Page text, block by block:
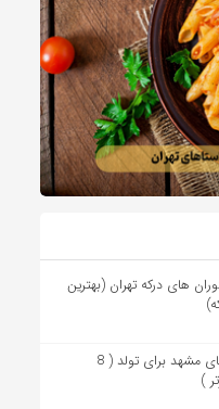
های درکه تهران (بهترین
رستوران های مشهد برای تولد ( 8
)